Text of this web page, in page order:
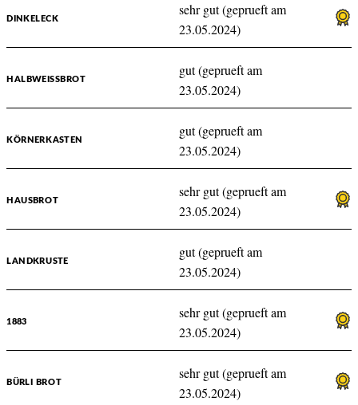
DINKELECK
sehr gut (geprueft am
23.05.2024)
HALBWEISSBROT
gut (geprueft am
23.05.2024)
KÖRNERKASTEN
gut (geprueft am
23.05.2024)
HAUSBROT
sehr gut (geprueft am
23.05.2024)
LANDKRUSTE
gut (geprueft am
23.05.2024)
1883
sehr gut (geprueft am
23.05.2024)
BÜRLI BROT
sehr gut (geprueft am
23.05.2024)